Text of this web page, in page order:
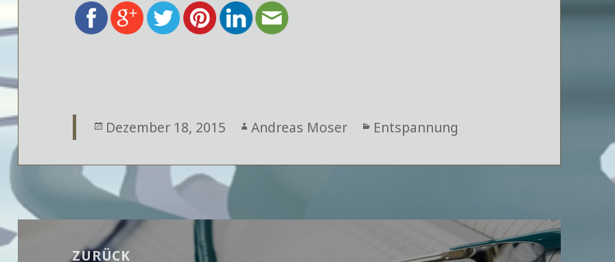
Veröffentlicht
Dezember 18, 2015 Autor
Andreas Moser Kategorien
Entspannung
ZURÜCK